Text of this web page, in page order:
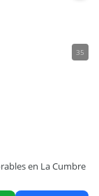
35
en La Cumbre